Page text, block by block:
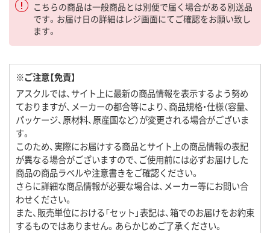
こちらの商品は一般商品とは別便で届く場合がある別送品
です。お届け日の詳細はレジ画面にてご確認をお願い致し
ます。
※ご注意【免責】
アスクルでは、サイト上に最新の商品情報を表示するよう努め
ておりますが、メーカーの都合等により、商品規格・仕様（容量、
パッケージ、原材料、原産国など）が変更される場合がございま
す。
このため、実際にお届けする商品とサイト上の商品情報の表記
が異なる場合がございますので、ご使用前には必ずお届けした
商品の商品ラベルや注意書きをご確認ください。
さらに詳細な商品情報が必要な場合は、メーカー等にお問い合
わせください。
また、販売単位における「セット」表記は、箱でのお届けをお約束
するものではありません。あらかじめご了承ください。